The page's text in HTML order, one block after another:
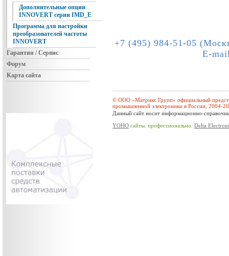
Дополнительные опции
INNOVERT серии IMD_E
Программа для настройки
преобразователей частоты
INNOVERT
Гарантия / Сервис
Форум
Карта сайта
+7 (495) 984-51-05
E-
© ООО «Матрикс Групп» официальный
промышленной электроники в России, 2004-
Данный сайт носит информационно-
YOHO сайты. профессионально. Delta